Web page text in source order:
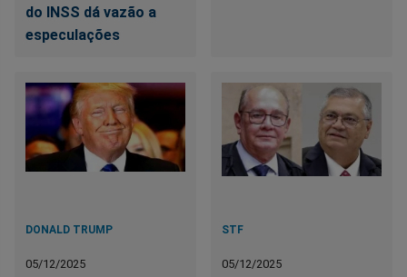
do INSS dá vazão a
especulações
DONALD TRUMP
05/12/2025
STF
05/12/2025